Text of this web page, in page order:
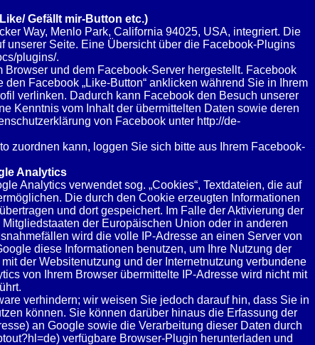
Gefällt mir-Button etc.)
Way, Menlo Park, California 94025, USA, integriert. Die
unserer Seite. Eine Übersicht über die Facebook-Plugins
plugins/.
und dem Facebook-Server hergestellt. Facebook
Facebook „Like-Button“ anklicken während Sie in Ihrem
verlinken. Dadurch kann Facebook den Besuch unserer
Kenntnis vom Inhalt der übermittelten Daten sowie deren
von Facebook unter http://de-
zuordnen kann, loggen Sie sich bitte aus Ihrem Facebook-
Analytics
Analytics verwendet sog. „Cookies“, Textdateien, die auf
Die durch den Cookie erzeugten Informationen
und dort gespeichert. Im Falle der Aktivierung der
der Europäischen Union oder in anderen
wird die volle IP-Adresse an einen Server von
diese Informationen benutzen, um Ihre Nutzung der
der Websitenutzung und der Internetnutzung verbundene
von Ihrem Browser übermittelte IP-Adresse wird nicht mit
verhindern; wir weisen Sie jedoch darauf hin, dass Sie in
können. Sie können darüber hinaus die Erfassung der
an Google sowie die Verarbeitung dieser Daten durch
) verfügbare Browser-Plugin herunterladen und